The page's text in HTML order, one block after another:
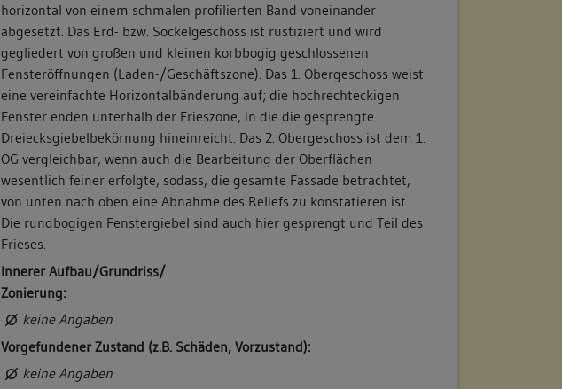
horizontal von einem schmalen profilierten Band voneinander
abgesetzt. Das Erd- bzw. Sockelgeschoss ist rustiziert und wird
gegliedert von großen und kleinen korbbogig geschlossenen
Fensteröffnungen (Laden-/Geschäftszone). Das 1. Obergeschoss weist
eine vereinfachte Horizontalbänderung auf; die hochrechteckigen
Fenster enden unterhalb der Frieszone, in die die gesprengte
Dreiecksgiebelbekörnung hineinreicht. Das 2. Obergeschoss ist dem 1.
OG vergleichbar, wenn auch die Bearbeitung der Oberflächen
wesentlich feiner erfolgte, sodass, die gesamte Fassade betrachtet,
von unten nach oben eine Abnahme des Reliefs zu konstatieren ist.
Die rundbogigen Fenstergiebel sind auch hier gesprengt und Teil des
Frieses.
Innerer Aufbau/Grundriss/
Zonierung:
keine Angaben
Vorgefundener Zustand (z.B. Schäden, Vorzustand):
keine Angaben